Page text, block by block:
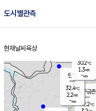
도시별관측
홈
현재날씨 육상
파주금촌
32.2℃
탄현
32.4℃
2.2m/s
-mm
30.2℃
1.3m/s
-mm